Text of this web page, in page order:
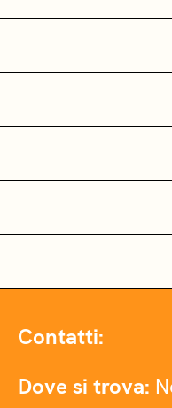
Contatti:
Dove si trova: